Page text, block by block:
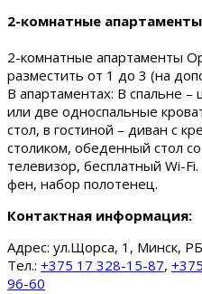
2-комнатные
2-комнатные апартаменты
разместить от 1 до 3 (на
В апартаментах: В спальне
или две односпальные
стол, в гостиной – диван с
столиком, обеденный стол
телевизор, бесплатный Wi-
фен, набор полотенец.
Контактная информация:
Адрес: ул.Щорса, 1, Минск, РБ
Тел.: +375 17 328-15-87,
96-60